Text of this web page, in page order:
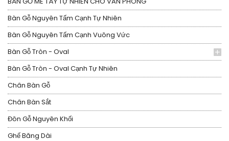
Bàn Gỗ Nguyên Tấm Cạnh Tự Nhiên
Bàn Gỗ Nguyên Tấm Cạnh Vuông Vức
Bàn Gỗ Tròn - Oval
Bàn Gỗ Tròn - Oval Cạnh Tự Nhiên
Chân Bàn Gỗ
Chân Bàn Sắt
Đôn Gỗ Nguyên Khối
Ghế Băng Dài